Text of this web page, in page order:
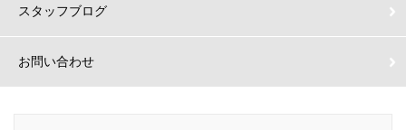
スタッフブログ
お問い合わせ